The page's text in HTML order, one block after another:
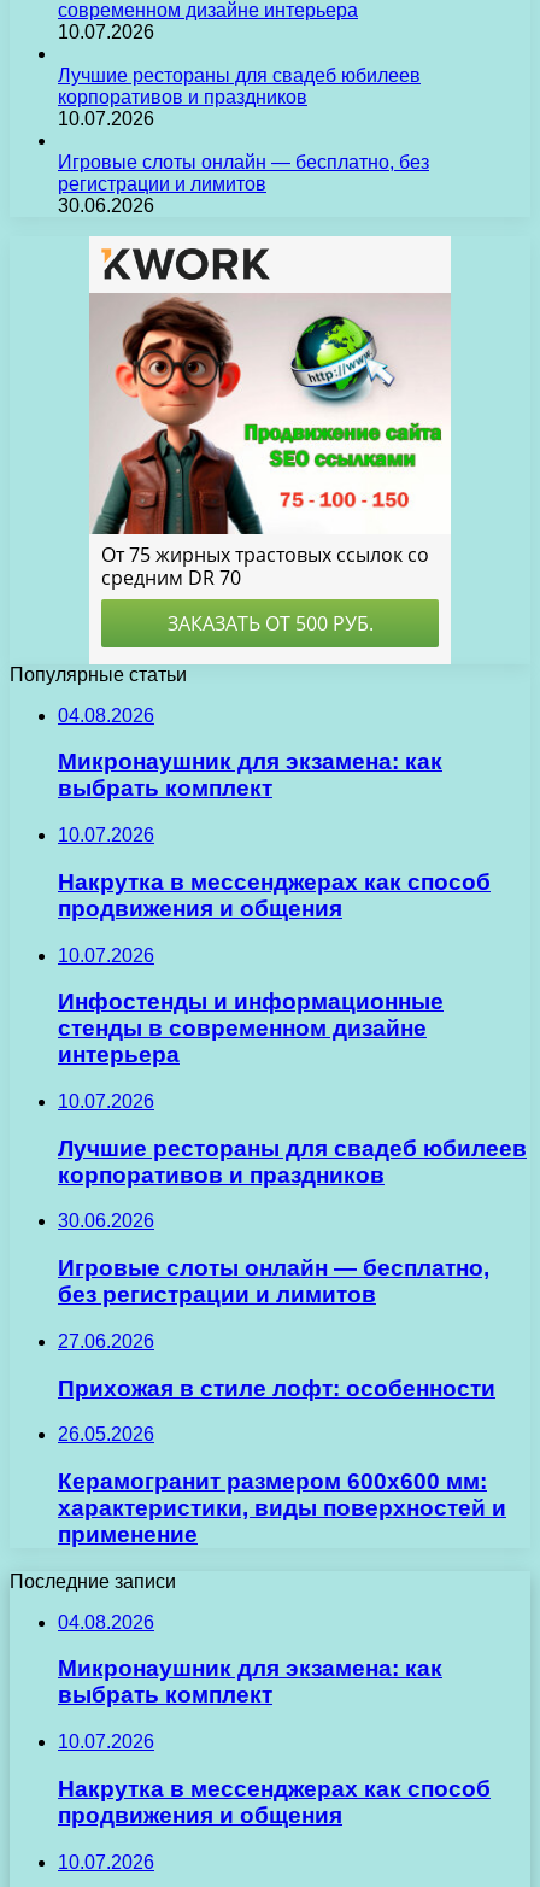
современном дизайне интерьера
10.07.2026
Лучшие рестораны для свадеб юбилеев
корпоративов и праздников
10.07.2026
Игровые слоты онлайн — бесплатно, без
регистрации и лимитов
30.06.2026
Популярные статьи
04.08.2026
Микронаушник для экзамена: как
выбрать комплект
10.07.2026
Накрутка в мессенджерах как способ
продвижения и общения
10.07.2026
Инфостенды и информационные
стенды в современном дизайне
интерьера
10.07.2026
Лучшие рестораны для свадеб юбилеев
корпоративов и праздников
30.06.2026
Игровые слоты онлайн — бесплатно,
без регистрации и лимитов
27.06.2026
Прихожая в стиле лофт: особенности
26.05.2026
Керамогранит размером 600х600 мм:
характеристики, виды поверхностей и
применение
Последние записи
04.08.2026
Микронаушник для экзамена: как
выбрать комплект
10.07.2026
Накрутка в мессенджерах как способ
продвижения и общения
10.07.2026